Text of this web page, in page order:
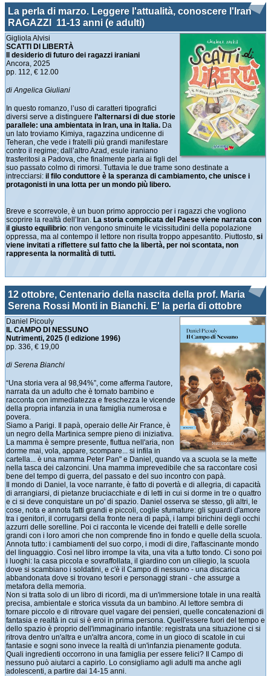
La perla di marzo. Leggere l'attualità, conoscere l'Iran
RAGAZZI 11-13 anni (e adulti)
Gigliola Alvisi
SCATTI DI LIBERTÀ
Il desiderio di futuro dei ragazzi iraniani
Ancora, 2025
pp. 112, € 12.00
di Angelica Giuliani
In questo romanzo, l’uso di caratteri tipografici
diversi serve a distinguere l’alternarsi di due storie
parallele: una ambientata in Iran, una in Italia. Da
un lato troviamo Kimiya, ragazzina undicenne di
Teheran, che vede i fratelli più grandi manifestare
contro il regime; dall’altro Azad, esule iraniano
trasferitosi a Padova, che finalmente parla ai figli del
suo passato colmo di rimorsi. Tuttavia le due trame sono destinate a
intrecciarsi: il filo conduttore è la speranza di cambiamento, che unisce i
protagonisti in una lotta per un mondo più libero.
Breve e scorrevole, è un buon primo approccio per i ragazzi che vogliono
scoprire la realtà dell’Iran. La storia complicata del Paese viene narrata con
il giusto equilibrio: non vengono sminuite le vicissitudini della popolazione
oppressa, ma al contempo il lettore non risulta troppo appesantito. Piuttosto, si
viene invitati a riflettere sul fatto che la libertà, per noi scontata, non
rappresenta la normalità di tutti.
12 ottobre, Centenario della nascita della prof. Maria
Serena Rossi Monti in Bianchi. E' la perla di ottobre
Daniel Picouly
IL CAMPO DI NESSUNO
Nutrimenti, 2025 (I edizione 1996)
pp. 336, € 19,00
di Serena Bianchi
“Una storia vera al 98,94%”, come afferma l'autore,
narrata da un adulto che è tornato bambino e
racconta con immediatezza e freschezza le vicende
della propria infanzia in una famiglia numerosa e
povera.
Siamo a Parigi. Il papà, operaio delle Air France, è
un negro della Martinica sempre pieno di iniziativa.
La mamma è sempre presente, fluttua nell'aria, non
dorme mai, vola, appare, scompare... si infila in
cartella... è una mamma Peter Pan" e Daniel, quando va a scuola se la mette
nella tasca dei calzoncini. Una mamma imprevedibile che sa raccontare così
bene del tempo di guerra, del passato e del suo incontro con papà.
Il mondo di Daniel, la voce narrante, è fatto di povertà e di allegria, di capacità
di arrangiarsi, di pietanze bruciacchiate e di letti in cui si dorme in tre o quattro
e ci si deve conquistare un po' di spazio. Daniel osserva se stesso, gli altri, le
cose, nota e annota fatti grandi e piccoli, coglie sfumature: gli sguardi d'amore
tra i genitori, il corrugarsi della fronte nera di papà, i lampi birichini degli occhi
azzurri delle sorelline. Poi ci racconta le vicende dei fratelli e delle sorelle
grandi con i loro amori che non comprende fino in fondo e quelle della scuola.
Annota tutto: i cambiamenti del suo corpo, i modi di dire, l'affascinante mondo
del linguaggio. Così nel libro irrompe la vita, una vita a tutto tondo. Ci sono poi
i luoghi: la casa piccola e sovraffollata, il giardino con un ciliegio, la scuola
dove si scambiano i soldatini, e c'è il Campo di nessuno - una discarica
abbandonata dove si trovano tesori e personaggi strani - che assurge a
metafora della memoria.
Non si tratta solo di un libro di ricordi, ma di un'immersione totale in una realtà
precisa, ambientale e storica vissuta da un bambino. Al lettore sembra di
tornare piccolo e di ritrovare quel vagare dei pensieri, quelle concatenazioni di
fantasia e realtà in cui si è eroi in prima persona. Quell'essere fuori del tempo e
dello spazio è proprio dell'immaginario infantile: registrata una situazione ci si
ritrova dentro un'altra e un'altra ancora, come in un gioco di scatole in cui
fantasie e sogni sono invece la realtà di un'infanzia pienamente goduta.
Quali ingredienti occorrono in una famiglia per essere felici? Il Campo di
nessuno può aiutarci a capirlo. Lo consigliamo agli adulti ma anche agli
adolescenti, a partire dai 14-15 anni.